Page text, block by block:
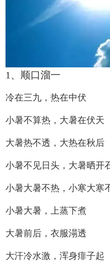
1、顺口溜一
冷在三九，热在中伏
小暑不算热，大暑在伏天
大暑热不透，大热在秋后
小暑不见日头，大暑晒开
小暑大暑不热，小寒大寒
小暑大暑，上蒸下煮
大暑前后，衣服溻透
大汗冷水激，浑身痱子起